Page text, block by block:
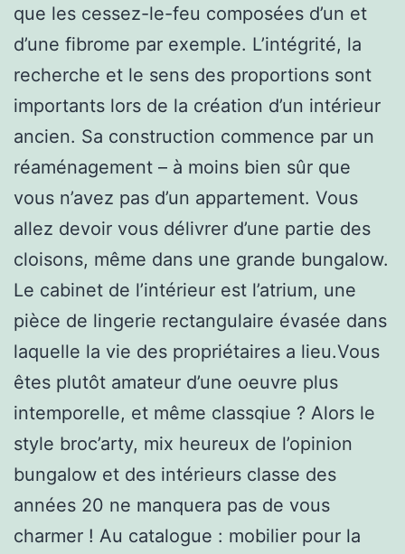
que les cessez-le-feu composées d’un et
d’une fibrome par exemple. L’intégrité, la
recherche et le sens des proportions sont
importants lors de la création d’un intérieur
ancien. Sa construction commence par un
réaménagement – à moins bien sûr que
vous n’avez pas d’un appartement. Vous
allez devoir vous délivrer d’une partie des
cloisons, même dans une grande bungalow.
Le cabinet de l’intérieur est l’atrium, une
pièce de lingerie rectangulaire évasée dans
laquelle la vie des propriétaires a lieu.Vous
êtes plutôt amateur d’une oeuvre plus
intemporelle, et même classqiue ? Alors le
style broc’arty, mix heureux de l’opinion
bungalow et des intérieurs classe des
années 20 ne manquera pas de vous
charmer ! Au catalogue : mobilier pour la